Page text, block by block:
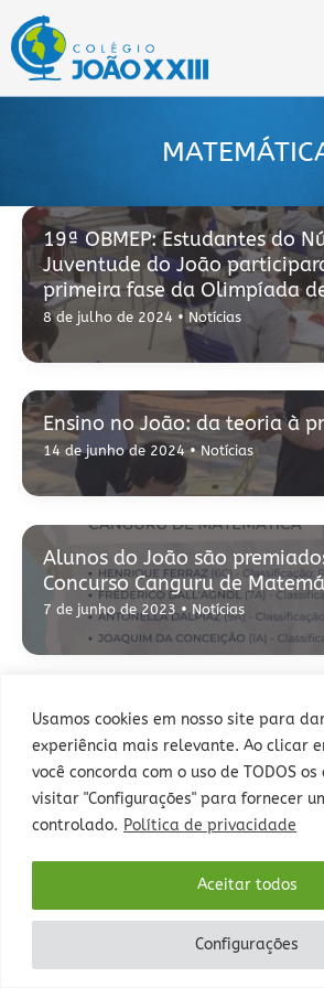
Usamos cookies em nosso site para
experiência mais relevante. Ao clicar
você concorda com o uso de TODOS os
visitar "Configurações" para fornecer
controlado. Política de privacidade
Configurações
Aceitar todos
para
conteúdo
19ª OBMEP: Estudantes do
Juventude do João
primeira fase da Olimpíada
8 de julho de 2024 • Notícias
Ensino no João: da teoria à
14 de junho de 2024•Notícias
Alunos do João são
Concurso Canguru de
7 de junho de 2023 •Notícias
Rua Sepé Tiaraju, 1013 - Bairro Santa